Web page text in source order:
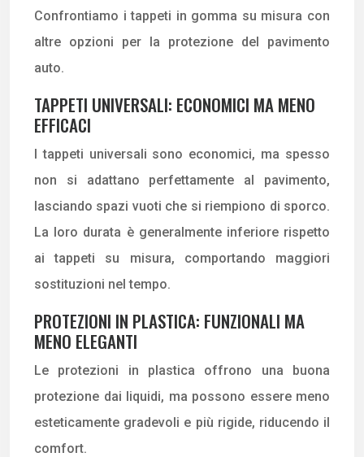
Confrontiamo i tappeti in gomma su misura con
altre opzioni per la protezione del pavimento
auto.
TAPPETI UNIVERSALI: ECONOMICI MA MENO
EFFICACI
I tappeti universali sono economici, ma spesso
non si adattano perfettamente al pavimento,
lasciando spazi vuoti che si riempiono di sporco.
La loro durata è generalmente inferiore rispetto
ai tappeti su misura, comportando maggiori
sostituzioni nel tempo.
PROTEZIONI IN PLASTICA: FUNZIONALI MA
MENO ELEGANTI
Le protezioni in plastica offrono una buona
protezione dai liquidi, ma possono essere meno
esteticamente gradevoli e più rigide, riducendo il
comfort.